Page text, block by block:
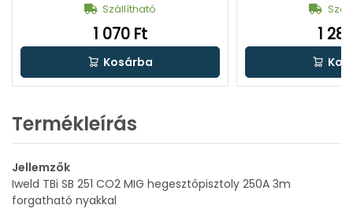
Szállítható
1 070 Ft
Kosárba
1
Termékleírás
Jellemzők
Iweld TBi SB 251 CO2 MIG hegesztőpisztoly 250A 3m
forgatható nyakkal